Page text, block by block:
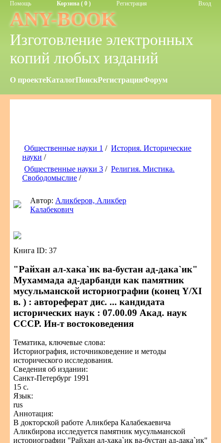
Помощь Корзина ( 0 ) Регистрация Вход
ANY-BOOK
Изготовление электронных
копий любых изданий
О проектеКаталогПоискРегистрацияФорум
Общественные науки 1 / История. Исторические
науки /
Общественные науки 3 / Религия. Мистика.
Свободомыслие /
Автор: Аликберов, Аликбер
Калабекович
Книга ID: 37
"Райхан ал-хака`ик ва-бустан ад-дака`ик"
Мухаммада ад-дарбанди как памятник
мусульманской историографии (конец Y/XI
в. ) : автореферат дис. ... кандидата
исторических наук : 07.00.09 Акад. наук
СССР. Ин-т востоковедения
Тематика, ключевые слова:
Историография, источниковедение и методы
исторического исследования.
Сведения об издании:
Санкт-Петербург 1991
15 с.
Язык:
rus
Аннотация:
В докторской работе Аликбера Калабекаевича
Аликбирова исследуется памятник мусульманской
историографии "Райхан ал-хака`ик ва-бустан ад-дака`ик"